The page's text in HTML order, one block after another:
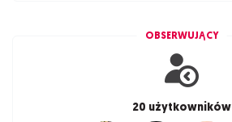
OBSERWUJĄCY
20 użytkowników